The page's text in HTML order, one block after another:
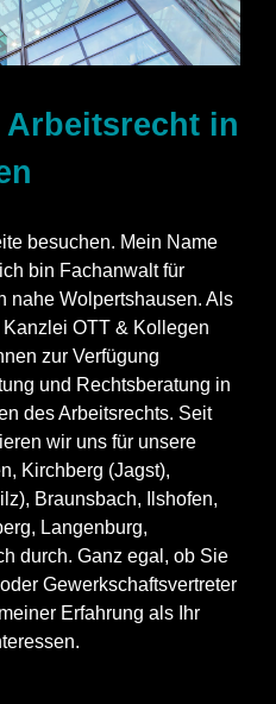
in
besuchen. Mein Name
bin Fachanwalt für
nahe Wolpertshausen. Als
OTT & Kollegen
zur Verfügung
und Rechtsberatung in
des Arbeitsrechts. Seit
wir uns für unsere
Kirchberg (Jagst),
Braunsbach, Ilshofen,
Langenburg,
durch. Ganz egal, ob Sie
Gewerkschaftsvertreter
Erfahrung als Ihr